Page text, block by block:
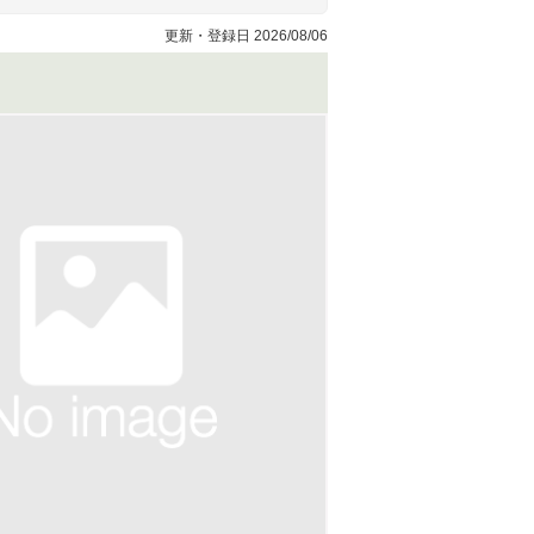
更新・登録日 2026/08/06